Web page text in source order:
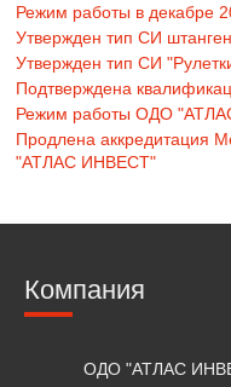
Режим работы в декабре
Утвержден тип СИ
Утвержден тип СИ
Подтверждена
Режим работы ОДО
Продлена аккредитация
"АТЛАС ИНВЕСТ"
Компания
ОДО "АТЛАС